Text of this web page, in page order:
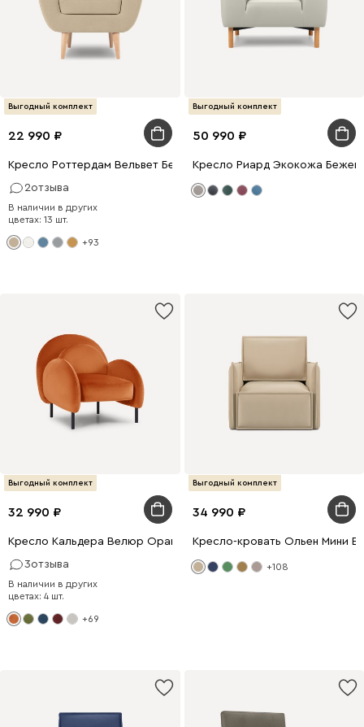
Выгодный комплект
22 990
Кресло Роттердам Вельвет Бежевый
2отзыва
В наличии в других
цветах: 13 шт.
+93
Выгодный комплект
50 990
Кресло Риард Экокожа
Выгодный комплект
32 990
Кресло Кальдера Велюр Оранжевый
3отзыва
В наличии в других
цветах: 4 шт.
+69
Выгодный комплект
34 990
Кресло-кровать Ольен Мини
+108